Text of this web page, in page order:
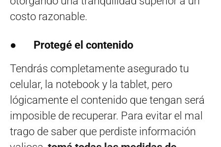
costo razonable.
● Protegé el contenido
Tendrás completamente asegurado tu
celular, la notebook y la tablet, pero
lógicamente el contenido que tengan será
imposible de recuperar. Para evitar el mal
trago de saber que perdiste información